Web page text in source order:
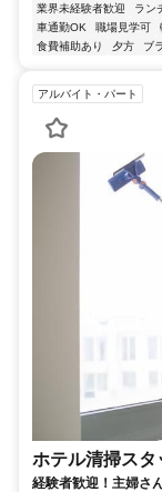
業界未経験者歓迎 ラン
車通勤OK
職場見学可
食費補助あり
夕方 ブ
アルバイト・パート
ホテル清掃ス
経験者歓迎！主婦さ